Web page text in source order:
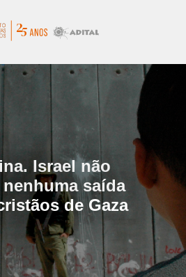
Israel não
saída
de Gaza